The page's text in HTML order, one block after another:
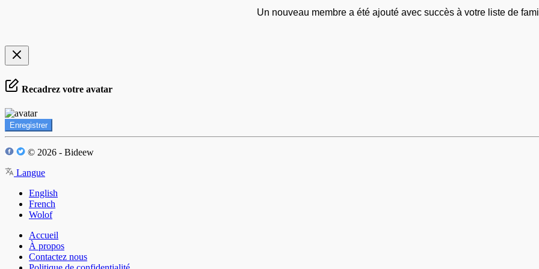
Un nouveau membre a été ajouté avec succès à votre liste de
Recadrez votre avatar
Enregistrer
© 2026 - Bideew
Langue
English
French
Wolof
Accueil
À propos
Contactez nous